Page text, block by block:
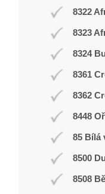
8322
8323
8324
8361
8362
8448
85 Bílá
8500
8508